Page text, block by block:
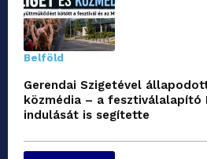
Belföld
Gerendai Szigetével
közmédia – a fesztiválalapító
indulását is segítette